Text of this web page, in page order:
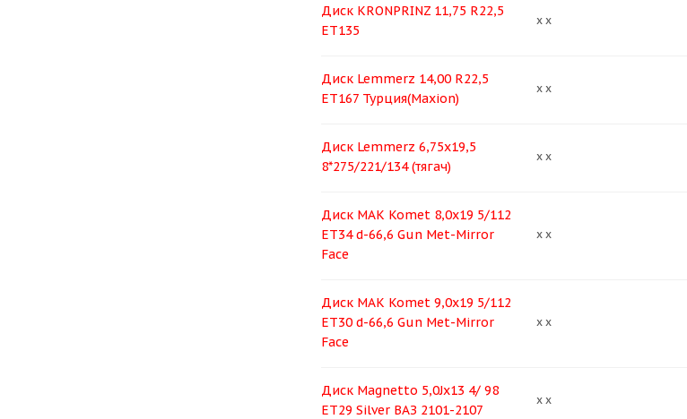
Диск KRONPRINZ 11,75 R22,5
ET135
x x
Диск Lemmerz 14,00 R22,5
ЕТ167 Турция(Maxion)
x x
Диск Lemmerz 6,75х19,5
8*275/221/134 (тягач)
x x
Диск MAK Komet 8,0x19 5/112
ET34 d-66,6 Gun Met-Mirror
Face
x x
Диск MAK Komet 9,0x19 5/112
ET30 d-66,6 Gun Met-Mirror
Face
x x
Диск Magnetto 5,0Jx13 4/ 98
ET29 Silver ВАЗ 2101-2107
x x